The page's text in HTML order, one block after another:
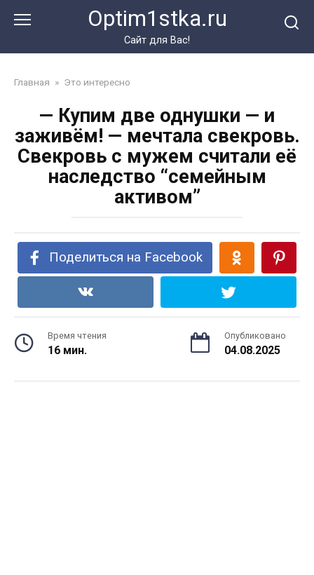
Optim1stka.ru
Сайт для Вас!
Главная » Это интересно
— Купим две однушки — и
заживём! — мечтала свекровь.
Свекровь с мужем считали её
наследство “семейным
активом”
Поделиться на Facebook
Время чтения
16 мин.
Опубликовано
04.08.2025